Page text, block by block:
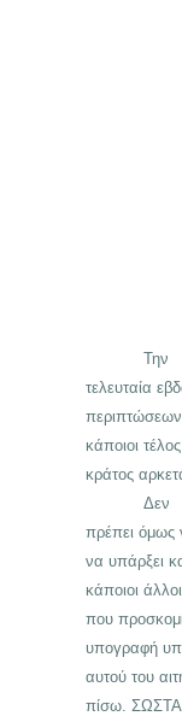
Την
τελευταία
περιπτώσεων
κάποιοι
κράτος
Δεν
πρέπει όμως
να υπάρξει
κάποιοι
που
υπογραφή
αυτού του
πίσω.